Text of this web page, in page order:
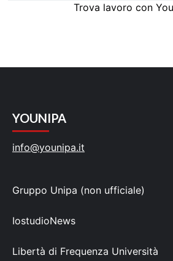
Trova lavoro con
YOUNIPA
info@younipa.it
Gruppo Unipa (non ufficiale)
IostudioNews
Libertà di Frequenza Università